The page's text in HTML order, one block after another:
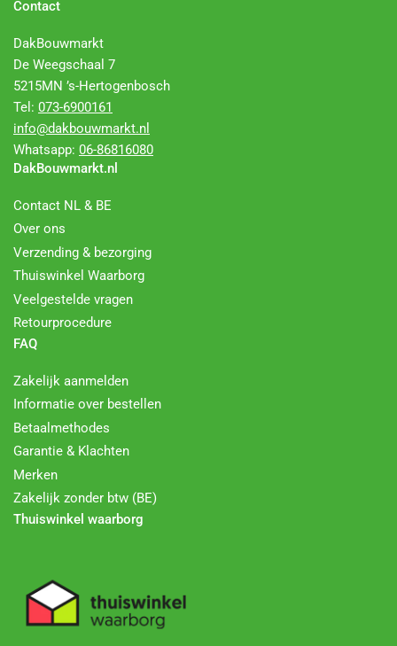
Contact
DakBouwmarkt
De Weegschaal 7
5215MN ’s-Hertogenbosch
Tel: 073-6900161
info@dakbouwmarkt.nl
Whatsapp: 06-86816080
DakBouwmarkt.nl
Contact NL & BE
Over ons
Verzending & bezorging
Thuiswinkel Waarborg
Veelgestelde vragen
Retourprocedure
FAQ
Zakelijk aanmelden
Informatie over bestellen
Betaalmethodes
Garantie & Klachten
Merken
Zakelijk zonder btw (BE)
Thuiswinkel waarborg